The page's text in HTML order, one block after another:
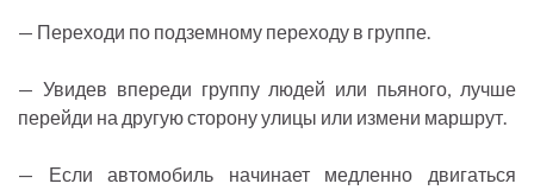
— Переходи по подземному переходу в группе.
— Увидев впереди группу людей или пьяного, лучше
перейди на другую сторону улицы или измени маршрут.
— Если автомобиль начинает медленно двигаться